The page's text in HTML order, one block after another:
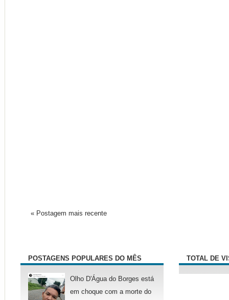
« Postagem mais recente
POSTAGENS POPULARES DO MÊS
Olho D'Água do Borges está
em choque com a morte do
TOTAL DE